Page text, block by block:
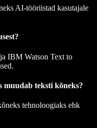
AI-tööriistad kasutajale
IBM Watson Text to
muudab teksti kõneks?
tehnoloogiaks ehk